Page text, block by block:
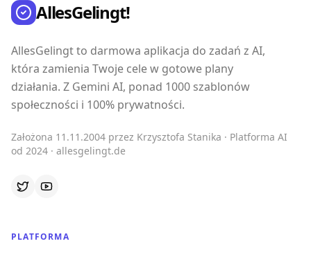
AllesGelingt!
AllesGelingt to darmowa aplikacja do zadań z AI,
która zamienia Twoje cele w gotowe plany
działania. Z Gemini AI, ponad 1000 szablonów
społeczności i 100% prywatności.
Założona 11.11.2004 przez Krzysztofa Stanika · Platforma AI
od 2024 · allesgelingt.de
PLATFORMA